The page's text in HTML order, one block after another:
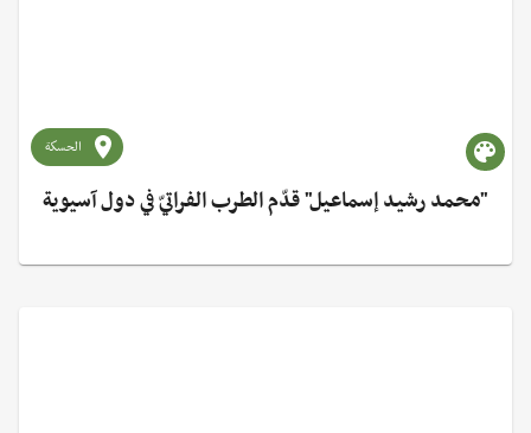
الحسكة
"محمد رشيد إسماعيل" قدّم الطرب الفراتيّ في دول آسيوية